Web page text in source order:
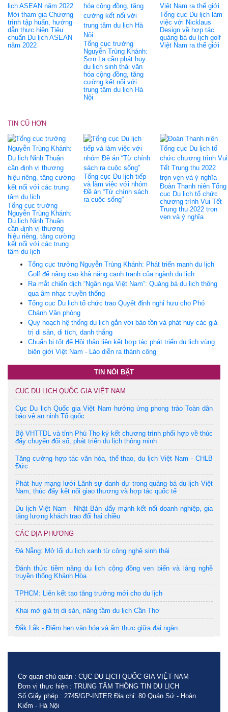
Mời tham gia Chương
trình tập huấn, hướng
dẫn thực hiện Tiêu
chuẩn Du lịch ASEAN
năm 2022
Tổng cục trưởng
Nguyễn Trùng Khánh:
Sơn La cần phát huy
du lịch sinh thái văn
hóa cộng đồng, tăng
cường kết nối với
trung tâm du lịch Hà
Nội
Tổng cục Du lịch làm
việc với Nicklaus
Design về hợp tác
quảng bá du lịch golf
Việt Nam ra thế giới
TIN CŨ HƠN
Tổng cục trưởng
Nguyễn Trùng Khánh:
Du lịch Ninh Thuận
cần định vị thương
hiệu riêng, tăng cường
kết nối với các trung
tâm du lịch
Tổng cục Du lịch tiếp
và làm việc với nhóm
Đề án “Từ chính sách
ra cuộc sống”
Đoàn Thanh niên Tổng
cục Du lịch tổ chức
chương trình Vui Tết
Trung thu 2022 trọn
vẹn và ý nghĩa
Tổng cục trưởng Nguyễn Trùng Khánh: Phát triển mạnh du lịch
Golf để nâng cao khả năng cạnh tranh của ngành du lịch
Ra mắt chiến dịch “Ngân nga Việt Nam”: Quảng bá du lịch thông
qua âm nhạc truyền thống
Tổng cục Du lịch tổ chức trao Quyết định nghỉ hưu cho Phó
Chánh Văn phòng
Quy hoạch hệ thống du lịch gắn với bảo tồn và phát huy các giá
trị di sản, di tích, danh thắng
Chuẩn bị tốt để Hội thảo liên kết hợp tác phát triển du lịch vùng
biên giới Việt Nam - Lào diễn ra thành công
TIN NỔI BẬT
CỤC DU LỊCH QUỐC GIA VIỆT NAM
Cục Du lịch Quốc gia Việt Nam hưởng ứng phong trào Toàn dân
bảo vệ an ninh Tổ quốc
Bộ VHTTDL và tỉnh Phú Thọ ký kết chương trình phối hợp về thúc
đẩy chuyển đổi số, phát triển du lịch thông minh
Tăng cường hợp tác văn hóa, thể thao, du lịch Việt Nam - CHLB
Đức
Phát huy mạng lưới Lãnh sự danh dự trong quảng bá du lịch Việt
Nam, thúc đẩy kết nối giao thương và hợp tác quốc tế
Du lịch Việt Nam - Nhật Bản đẩy mạnh kết nối doanh nghiệp, gia
tăng lượng khách trao đổi hai chiều
CÁC ĐỊA PHƯƠNG
Đà Nẵng: Mở lối du lịch xanh từ công nghệ sinh thái
Đánh thức tiềm năng du lịch cộng đồng ven biển và làng nghề
truyền thống Khánh Hòa
TPHCM: Liên kết tạo tăng trưởng mới cho du lịch
Khai mở giá trị di sản, nâng tầm du lịch Cần Thơ
Đắk Lắk - Điểm hẹn văn hóa và ẩm thực giữa đại ngàn
Cơ quan chủ quản : CỤC DU LỊCH QUỐC GIA VIỆT NAM
Đơn vị thực hiện : TRUNG TÂM THÔNG TIN DU LỊCH
Số Giấy phép : 2745/GP-INTER Địa chỉ: 80 Quán Sứ - Hoàn
Kiếm - Hà Nội